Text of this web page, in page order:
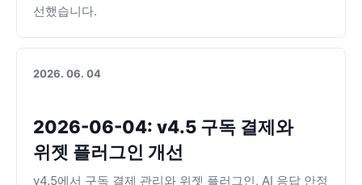
선했습니다.
2026. 06. 04
2026-06-04: v4.5 구독 결제와
위젯 플러그인 개선
v4.5에서 구독 결제 관리와 위젯 플러그인, AI 응답 안정